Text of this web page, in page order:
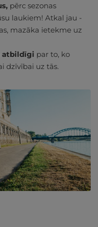
pērc sezonas
laukiem! Atkal jau -
mazāka ietekme uz
atbildīgi par to, ko
dzīvībai uz tās.